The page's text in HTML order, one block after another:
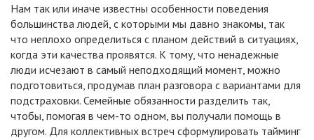
Нам так или иначе известны особенности поведения
большинства людей, с которыми мы давно знакомы, так
что неплохо определиться с планом действий в ситуациях,
когда эти качества проявятся. К тому, что ненадежные
люди исчезают в самый неподходящий момент, можно
подготовиться, продумав план разговора с вариантами для
подстраховки. Семейные обязанности разделить так,
чтобы, помогая в чем-то одном, вы получали помощь в
другом. Для коллективных встреч сформулировать тайминг